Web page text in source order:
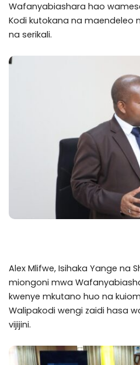
Wafanyabiashara hao
Kodi kutokana na maendeleo
na serikali.
Alex Mlifwe, Isihaka Yange na
miongoni mwa
kwenye mkutano huo na
Walipakodi wengi zaidi hasa
vijijini.